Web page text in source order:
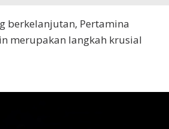
berkelanjutan, Pertamina
merupakan langkah krusial